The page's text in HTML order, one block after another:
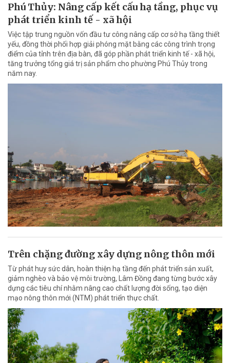
Phú Thủy: Nâng cấp kết cấu hạ tầng, phục vụ
phát triển kinh tế - xã hội
Việc tập trung nguồn vốn đầu tư công nâng cấp cơ sở hạ tầng thiết
yếu, đồng thời phối hợp giải phóng mặt bằng các công trình trọng
điểm của tỉnh trên địa bàn, đã góp phần phát triển kinh tế - xã hội,
tăng trưởng tổng giá trị sản phẩm cho phường Phú Thủy trong
năm nay.
Trên chặng đường xây dựng nông thôn mới
Từ phát huy sức dân, hoàn thiện hạ tầng đến phát triển sản xuất,
giảm nghèo và bảo vệ môi trường, Lâm Đồng đang từng bước xây
dựng các tiêu chí nhằm nâng cao chất lượng đời sống, tạo diện
mạo nông thôn mới (NTM) phát triển thực chất.